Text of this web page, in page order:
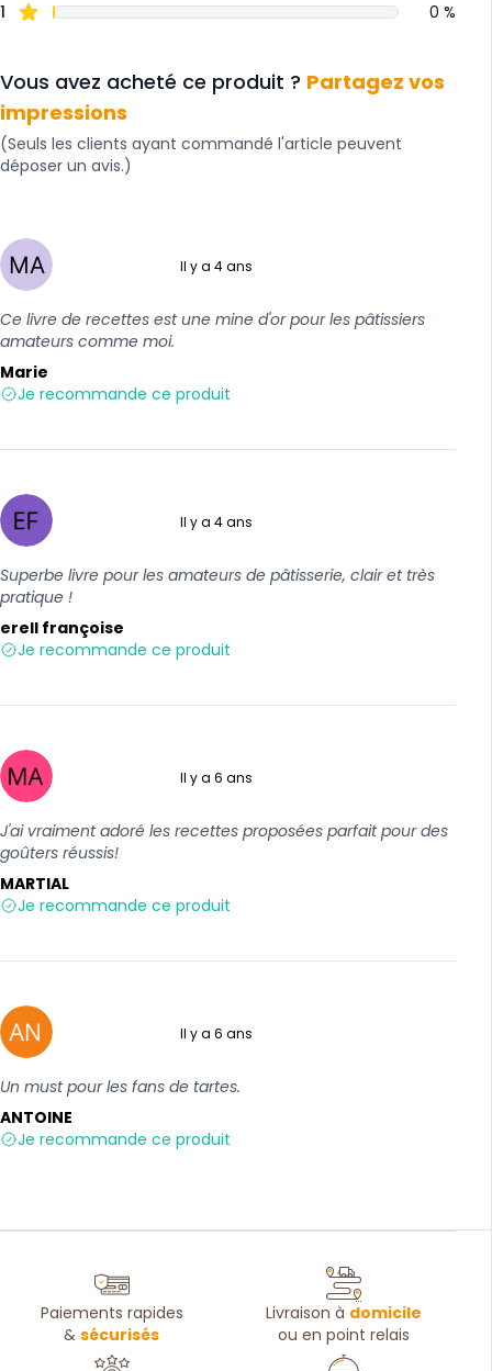
1
0 %
Vous avez acheté ce produit ? Partagez vos
impressions
(Seuls les clients ayant commandé l'article peuvent
déposer un avis.)
Il y a 4 ans
Ce livre de recettes est une mine d'or pour les pâtissiers
amateurs comme moi.
Marie
Je recommande ce produit
Il y a 4 ans
Superbe livre pour les amateurs de pâtisserie, clair et très
pratique !
erell françoise
Je recommande ce produit
Il y a 6 ans
J'ai vraiment adoré les recettes proposées parfait pour des
goûters réussis!
MARTIAL
Je recommande ce produit
Il y a 6 ans
Un must pour les fans de tartes.
ANTOINE
Je recommande ce produit
Paiements rapides
&sécurisés
Livraison à domicile
ou en point relais